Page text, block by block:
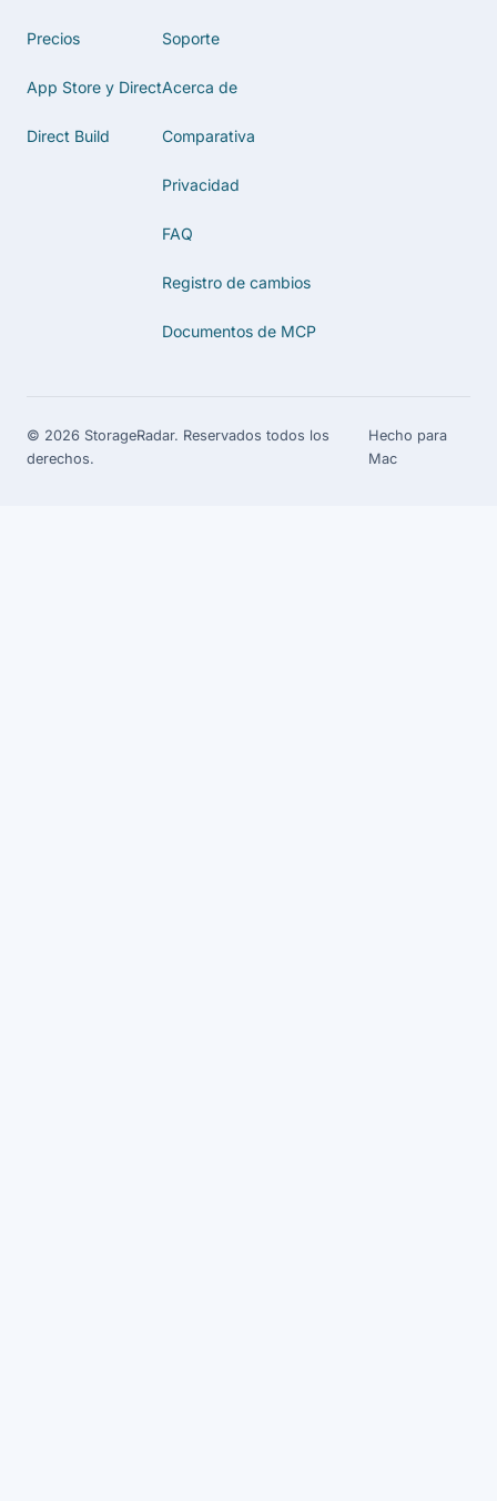
Precios
App Store y Direct
Direct Build
Soporte
Acerca de
Comparativa
Privacidad
FAQ
Registro de cambios
Documentos de MCP
© 2026 StorageRadar. Reservados todos los
derechos.
Hecho para
Mac